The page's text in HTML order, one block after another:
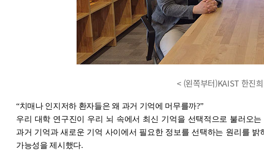
< (왼쪽부터)KAIST 한진
“치매나 인지저하 환자들은 왜 과거 기억에 머무를까?”
우리 대학 연구진이 우리 뇌 속에서 최신 기억을 선택적으로 불러오
과거 기억과 새로운 기억 사이에서 필요한 정보를 선택하는 원리를
가능성을 제시했다.